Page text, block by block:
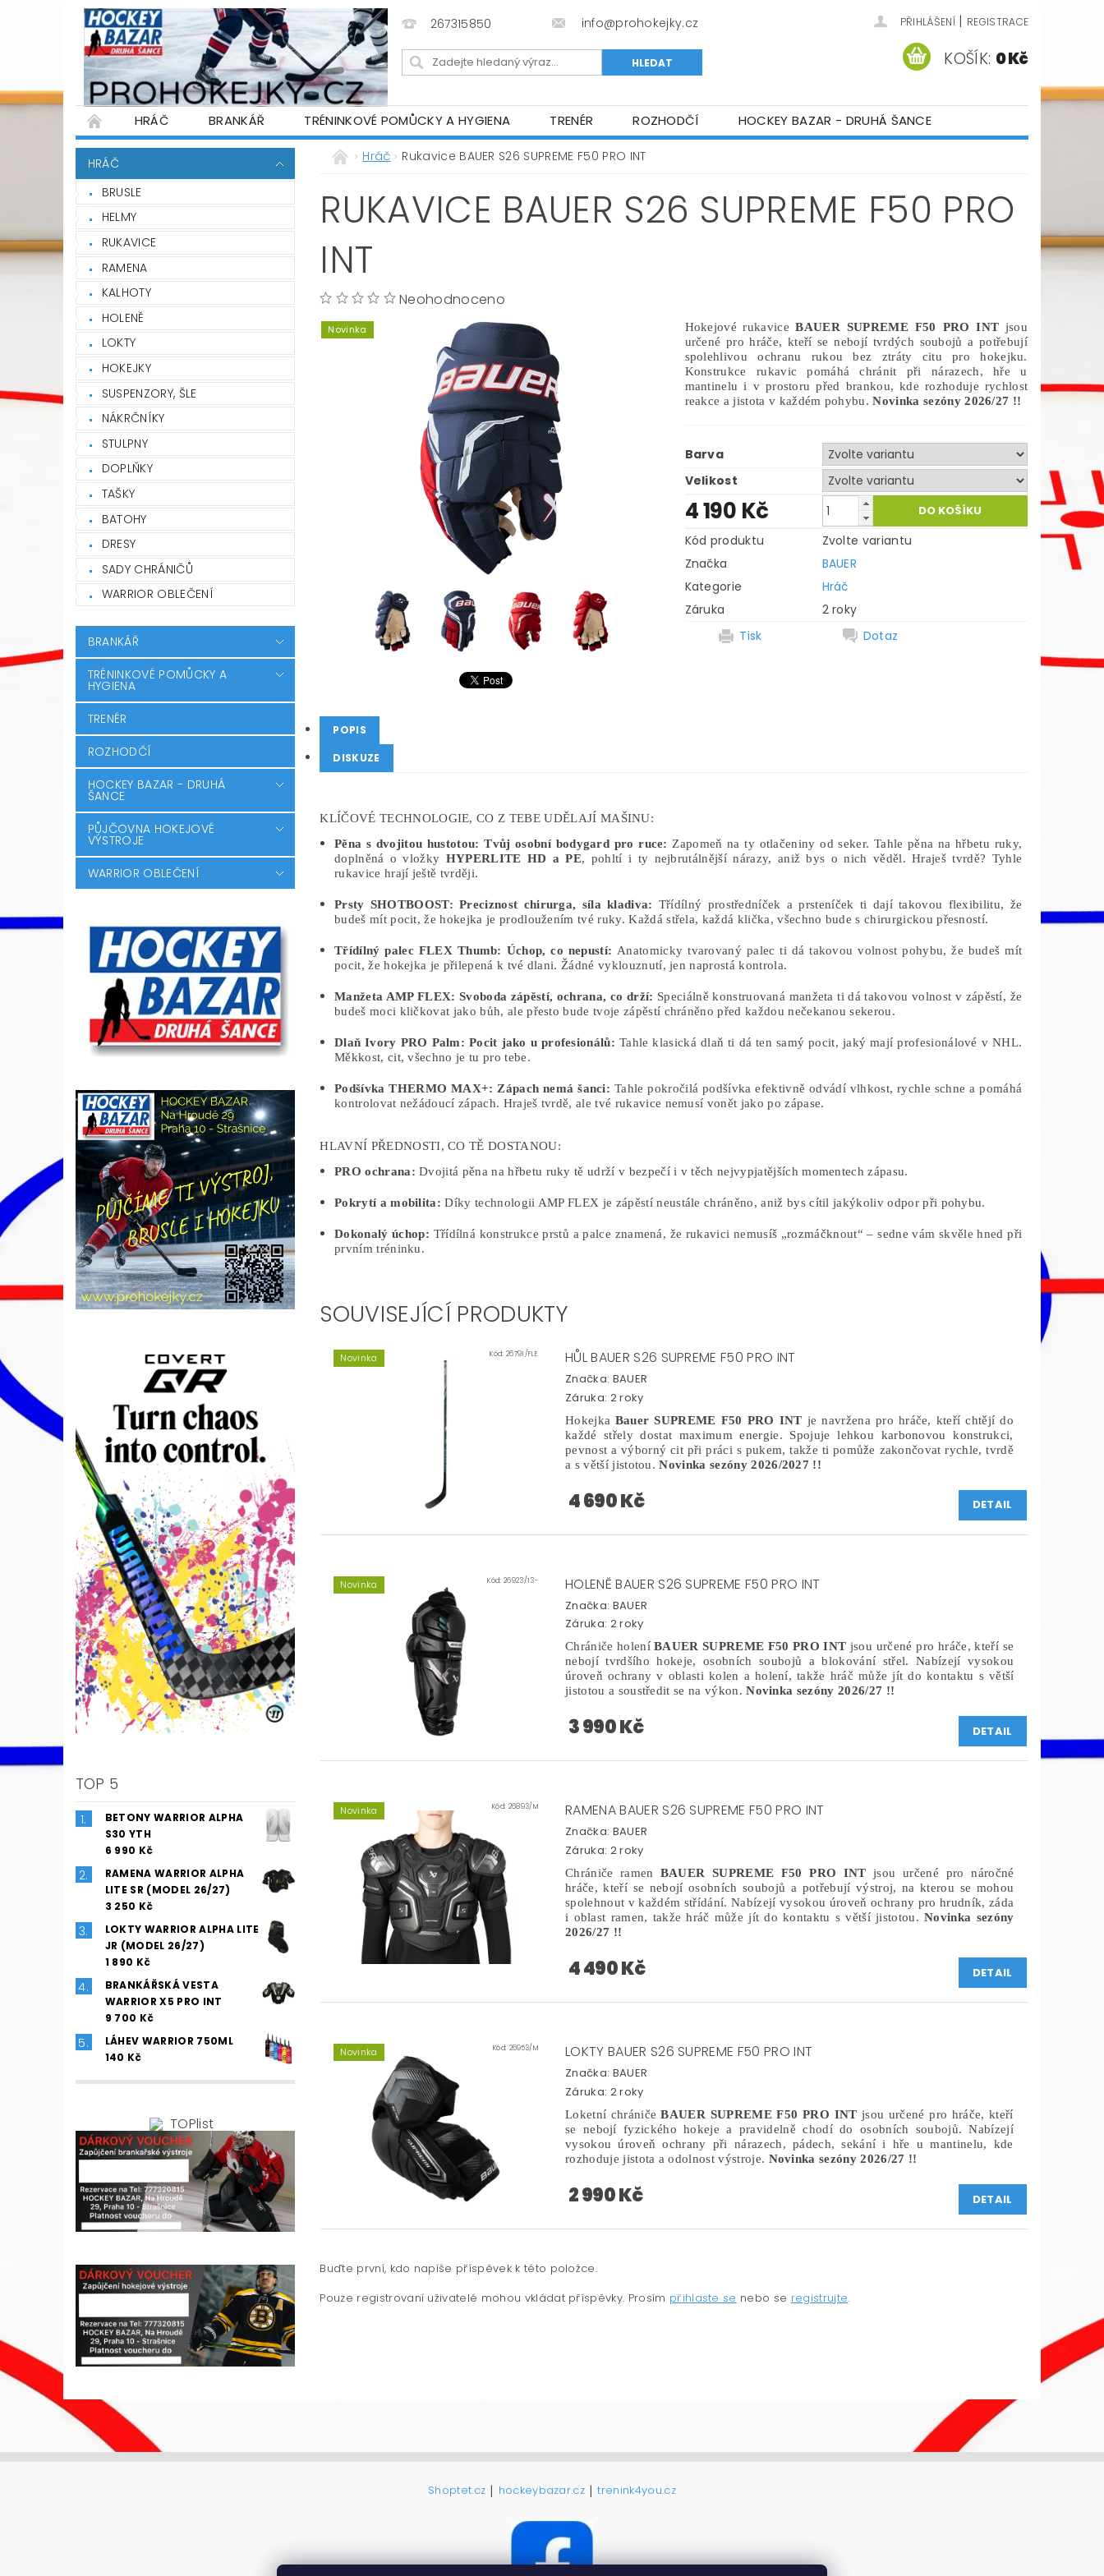
267315850 info@prohokejky.cz PŘIHLÁŠENÍ | REGISTRACE
KOŠÍK: 0 Kč
HRÁČ BRANKÁŘ TRÉNINKOVÉ POMŮCKY A HYGIENA TRENÉR ROZHODČÍ
HOCKEY BAZAR - DRUHÁ ŠANCE
PŮJČOVNA HOKEJOVÉ VÝSTROJE
WARRIOR OBLEČENÍ OBCHODNÍ PODMÍNKY
PODMÍNKY OCHRANY OSOBNÍCH ÚDAJŮ
HRÁČ
BRUSLE
HELMY
RUKAVICE
RAMENA
KALHOTY
HOLENĚ
LOKTY
HOKEJKY
SUSPENZORY, ŠLE
NÁKRČNÍKY
STULPNY
DOPLŇKY
TAŠKY
BATOHY
DRESY
SADY CHRÁNIČŮ
WARRIOR OBLEČENÍ
BRANKÁŘ
TRÉNINKOVÉ POMŮCKY A
HYGIENA
TRENÉR
ROZHODČÍ
HOCKEY BAZAR - DRUHÁ
ŠANCE
PŮJČOVNA HOKEJOVÉ
VÝSTROJE
WARRIOR OBLEČENÍ
TOP 5
BETONY WARRIOR ALPHA
S30 YTH
6 990 Kč
RAMENA WARRIOR ALPHA
LITE SR (MODEL 26/27)
3 250 Kč
LOKTY WARRIOR ALPHA LITE
JR (MODEL 26/27)
1 890 Kč
BRANKÁŘSKÁ VESTA
WARRIOR X5 PRO INT
9 700 Kč
LÁHEV WARRIOR 750ML
140 Kč
Hráč Rukavice BAUER S26 SUPREME F50 PRO INT
RUKAVICE BAUER S26 SUPREME F50 PRO
INT
Neohodnoceno
Novinka Hokejové rukaviceBAUER SUPREME F50 PRO INT jsou
určené pro hráče, kteří se nebojí tvrdých soubojů a potřebují
spolehlivou ochranu rukou bez ztráty citu pro hokejku.
Konstrukce rukavic pomáhá chránit při nárazech, hře u
mantinelu i v prostoru před brankou, kde rozhoduje rychlost
reakce a jistota v každém pohybu.Novinka sezóny 2026/27 !!
Barva
Velikost
4 190 Kč
Kód produktu
Zvolte variantu
Značka
BAUER
Kategorie
Hráč
Záruka
2 roky
Tisk
Dotaz
POPIS
DISKUZE
KLÍČOVÉ TECHNOLOGIE, CO Z TEBE UDĚLAJÍ MAŠINU:
Pěna s dvojitou hustotou: Tvůj osobní bodygard pro ruce: Zapomeň na ty otlačeniny od seker. Tahle pěna na hřbetu ruky,
doplněná o vložky HYPERLITE HD a PE, pohltí i ty nejbrutálnější nárazy, aniž bys o nich věděl. Hraješ tvrdě? Tyhle
rukavice hrají ještě tvrději.
Prsty SHOTBOOST: Preciznost chirurga, síla kladiva: Třídílný prostředníček a prsteníček ti dají takovou flexibilitu, že
budeš mít pocit, že hokejka je prodloužením tvé ruky. Každá střela, každá klička, všechno bude s chirurgickou přesností.
Třídílný palec FLEX Thumb: Úchop, co nepustí: Anatomicky tvarovaný palec ti dá takovou volnost pohybu, že budeš mít
pocit, že hokejka je přilepená k tvé dlani. Žádné vyklouznutí, jen naprostá kontrola.
Manžeta AMP FLEX: Svoboda zápěstí, ochrana, co drží: Speciálně konstruovaná manžeta ti dá takovou volnost v zápěstí, že
budeš moci kličkovat jako bůh, ale přesto bude tvoje zápěstí chráněno před každou nečekanou sekerou.
Dlaň Ivory PRO Palm: Pocit jako u profesionálů: Tahle klasická dlaň ti dá ten samý pocit, jaký mají profesionálové v NHL.
Měkkost, cit, všechno je tu pro tebe.
Podšívka THERMO MAX+: Zápach nemá šanci: Tahle pokročilá podšívka efektivně odvádí vlhkost, rychle schne a pomáhá
kontrolovat nežádoucí zápach. Hraješ tvrdě, ale tvé rukavice nemusí vonět jako po zápase.
HLAVNÍ PŘEDNOSTI, CO TĚ DOSTANOU:
PRO ochrana: Dvojitá pěna na hřbetu ruky tě udrží v bezpečí i v těch nejvypjatějších momentech zápasu.
Pokrytí a mobilita: Díky technologii AMP FLEX je zápěstí neustále chráněno, aniž bys cítil jakýkoliv odpor při pohybu.
Dokonalý úchop: Třídílná konstrukce prstů a palce znamená, že rukavici nemusíš „rozmáčknout“ – sedne vám skvěle hned při
prvním tréninku.
SOUVISEJÍCÍ PRODUKTY
Novinka Kód: 26791/FLE HŮL BAUER S26 SUPREME F50 PRO INT
Značka: BAUER
Záruka: 2 roky
Hokejka Bauer SUPREME F50 PRO INT je navržena pro hráče, kteří chtějí do
každé střely dostat maximum energie. Spojuje lehkou karbonovou konstrukci,
pevnost a výborný cit při práci s pukem, takže ti pomůže zakončovat rychle, tvrdě
a s větší jistotou. Novinka sezóny 2026/2027 !!
4 690 Kč DETAIL
Novinka Kód: 26923/13- HOLENĚ BAUER S26 SUPREME F50 PRO INT
Značka: BAUER
Záruka: 2 roky
Chrániče holeníBAUER SUPREME F50 PRO INT jsou určené pro hráče, kteří se
nebojí tvrdšího hokeje, osobních soubojů a blokování střel. Nabízejí vysokou
úroveň ochrany v oblasti kolen a holení, takže hráč může jít do kontaktu s větší
jistotou a soustředit se na výkon.Novinka sezóny 2026/27 !!
3 990 Kč DETAIL
Novinka Kód: 26893/M RAMENA BAUER S26 SUPREME F50 PRO INT
Značka: BAUER
Záruka: 2 roky
Chrániče ramen BAUER SUPREME F50 PRO INTjsou určené pro náročné
hráče, kteří se nebojí osobních soubojů a potřebují výstroj, na kterou se mohou
spolehnout v každém střídání. Nabízejí vysokou úroveň ochrany pro hrudník, záda
i oblast ramen, takže hráč může jít do kontaktu s větší jistotou.Novinka sezóny
2026/27 !!
4 490 Kč DETAIL
Novinka Kód: 26953/M LOKTY BAUER S26 SUPREME F50 PRO INT
Značka: BAUER
Záruka: 2 roky
Loketní chráničeBAUER SUPREME F50 PRO INT jsou určené pro hráče, kteří
se nebojí fyzického hokeje a pravidelně chodí do osobních soubojů. Nabízejí
vysokou úroveň ochrany při nárazech, pádech, sekání i hře u mantinelu, kde
rozhoduje jistota a odolnost výstroje. Novinka sezóny 2026/27 !!
2 990 Kč DETAIL
Buďte první, kdo napíše příspěvek k této položce.
Pouze registrovaní uživatelé mohou vkládat příspěvky. Prosím přihlaste se nebo se registrujte.
Shoptet.cz | hockeybazar.cz | trenink4you.cz